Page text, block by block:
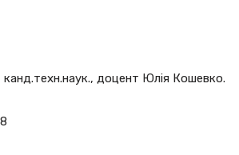
доцент Юлія Кошевко.